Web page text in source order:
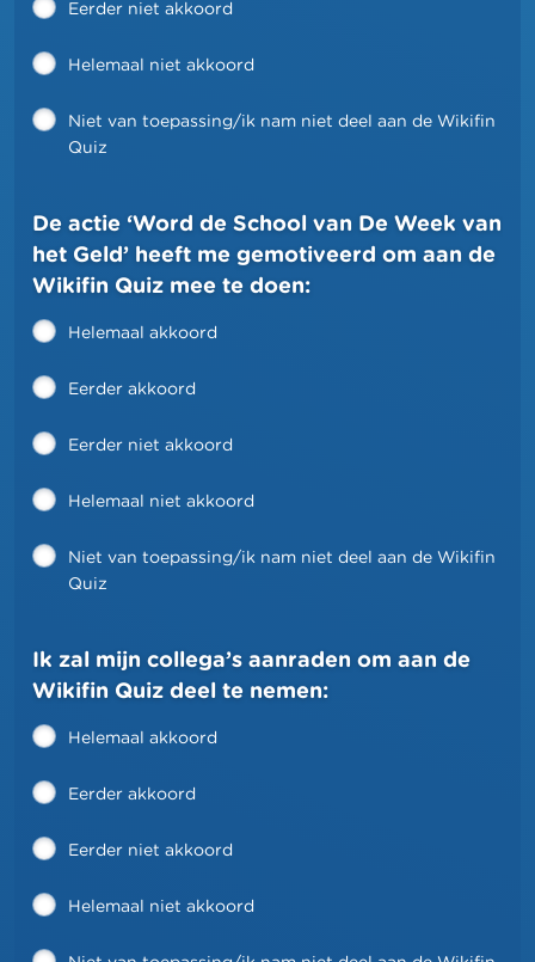
Eerder niet akkoord
Helemaal niet akkoord
Niet van toepassing/ik nam niet deel aan de Wikifin
Quiz
De actie ‘Word de School van De Week van
het Geld’ heeft me gemotiveerd om aan de
Wikifin Quiz mee te doen:
Helemaal akkoord
Eerder akkoord
Eerder niet akkoord
Helemaal niet akkoord
Niet van toepassing/ik nam niet deel aan de Wikifin
Quiz
Ik zal mijn collega’s aanraden om aan de
Wikifin Quiz deel te nemen:
Helemaal akkoord
Eerder akkoord
Eerder niet akkoord
Helemaal niet akkoord